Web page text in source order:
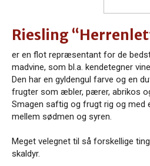
Riesling
er en flot repræsentant for de
madvine, som bl.a. kendetegner
Den har en gyldengul farve og en
frugter som æbler, pærer, abrikos
Smagen saftig og frugt rig og med
mellem sødmen og syren.
Meget velegnet til så forskellige
skaldyr.